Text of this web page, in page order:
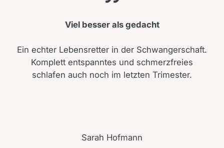
Viel besser als gedacht
Ein echter Lebensretter in der Schwangerschaft.
Komplett entspanntes und schmerzfreies
schlafen auch noch im letzten Trimester.
Sarah Hofmann